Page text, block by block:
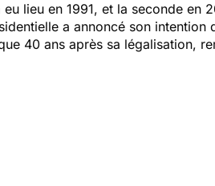
lieu en 1991, et la seconde en
a annoncé son intention
40 ans après sa légalisation,